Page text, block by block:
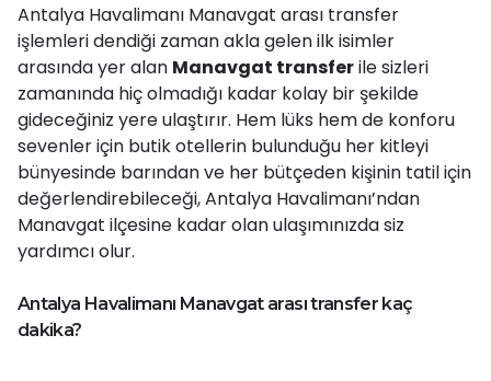
Antalya Havalimanı Manavgat arası transfer
işlemleri dendiği zaman akla gelen ilk isimler
arasında yer alan Manavgat transferile sizleri
zamanında hiç olmadığı kadar kolay bir şekilde
gideceğiniz yere ulaştırır. Hem lüks hem de konforu
sevenler için butik otellerin bulunduğu her kitleyi
bünyesinde barından ve her bütçeden kişinin tatil için
değerlendirebileceği, Antalya Havalimanı’ndan
Manavgat ilçesine kadar olan ulaşımınızda siz
yardımcı olur.
Antalya Havalimanı Manavgat arası transfer kaç
dakika?